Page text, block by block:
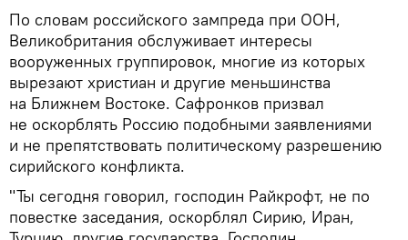
По словам российского зампреда при ООН,
Великобритания обслуживает интересы
вооруженных группировок, многие из которых
вырезают христиан и другие меньшинства
на Ближнем Востоке. Сафронков призвал
не оскорблять Россию подобными заявлениями
и не препятствовать политическому разрешению
сирийского конфликта.
"Ты сегодня говорил, господин Райкрофт, не по
повестке заседания, оскорблял Сирию, Иран,